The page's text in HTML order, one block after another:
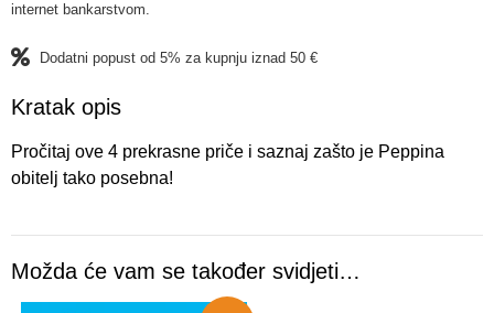
internet bankarstvom.
Dodatni popust od 5% za kupnju iznad 50 €
Kratak opis
Pročitaj ove 4 prekrasne priče i saznaj zašto je Peppina
obitelj tako posebna!
Možda će vam se također svidjeti…